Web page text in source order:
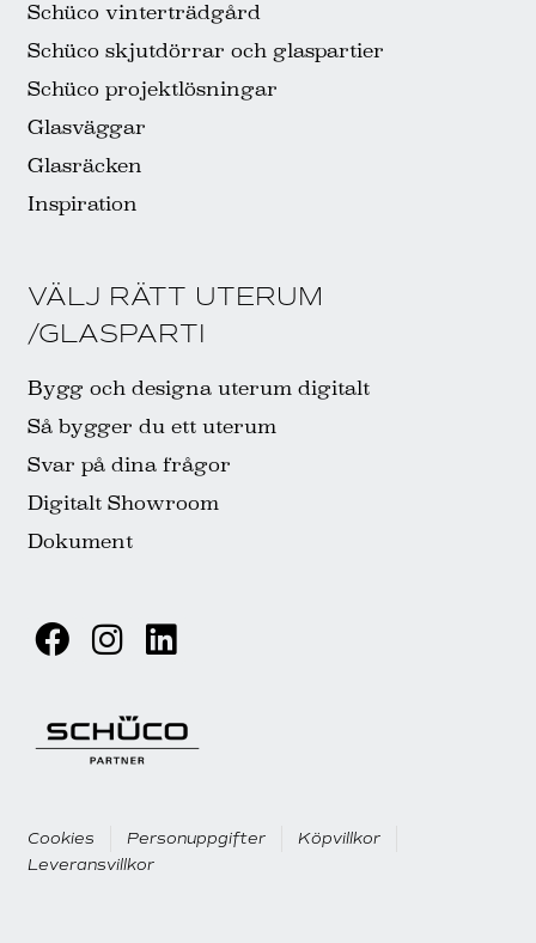
Schüco vinterträdgård
Schüco skjutdörrar och glaspartier
Schüco projektlösningar
Glasväggar
Glasräcken
Inspiration
VÄLJ RÄTT UTERUM
/GLASPARTI
Bygg och designa uterum digitalt
Så bygger du ett uterum
Svar på dina frågor
Digitalt Showroom
Dokument
Cookies Personuppgifter
Köpvillkor
Leveransvillkor